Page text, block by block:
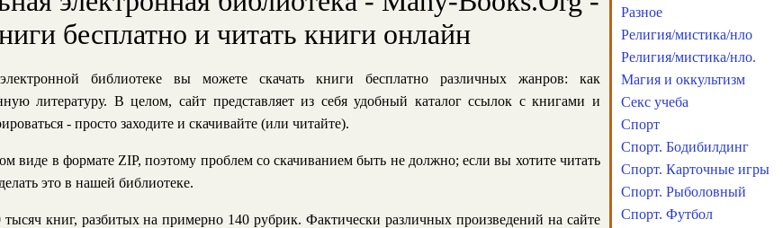
бесплатно и читать книги онлайн
библиотеке вы можете скачать книги бесплатно различных жанров: как
литературу. В целом, сайт представляет из себя удобный каталог ссылок с книгами и
- просто заходите и скачивайте (или читайте).
виде в формате ZIP, поэтому проблем со скачиванием быть не должно; если вы хотите читать
это в нашей библиотеке.
книг, разбитых на примерно 140 рубрик. Фактически различных произведений на сайте
Разное
Религия/мистика/нло
Религия/мистика/нло.
Магия и оккультизм
Секс учеба
Спорт
Спорт. Бодибилдинг
Спорт. Карточные игры
Спорт. Рыболовный
Спорт. Футбол